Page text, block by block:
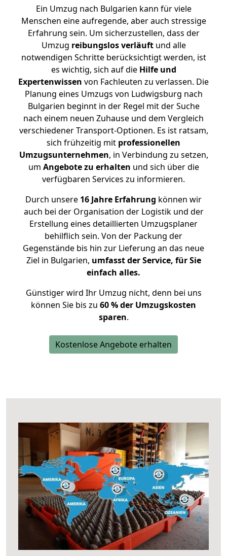
Ein Umzug nach Bulgarien kann für viele
Menschen eine aufregende, aber auch stressige
Erfahrung sein. Um sicherzustellen, dass der
Umzug reibungslos verläuftund alle
notwendigen Schritte berücksichtigt werden, ist
es wichtig, sich auf die Hilfe und
Expertenwissen von Fachleuten zu verlassen. Die
Planung eines Umzugs von Ludwigsburg nach
Bulgarien beginnt in der Regel mit der Suche
nach einem neuen Zuhause und dem Vergleich
verschiedener Transport-Optionen. Es ist ratsam,
sich frühzeitig mit professionellen
Umzugsunternehmen, in Verbindung zu setzen,
um Angebote zu erhalten und sich über die
verfügbaren Services zu informieren.
Durch unsere 16 Jahre Erfahrung können wir
auch bei der Organisation der Logistik und der
Erstellung eines detaillierten Umzugsplaner
behilflich sein. Von der Packung der
Gegenstände bis hin zur Lieferung an das neue
Ziel in Bulgarien, umfasst der Service, für Sie
einfach alles.
Günstiger wird Ihr Umzug nicht, denn bei uns
können Sie bis zu 60 % der Umzugskosten
sparen.
Kostenlose Angebote erhalten